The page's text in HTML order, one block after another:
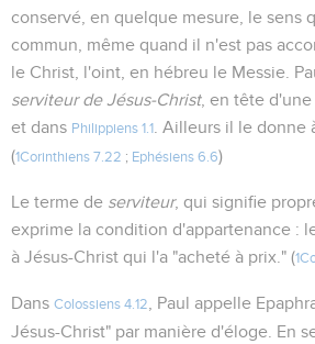
conservé, en quelque mesure, le sens
commun, même quand il n'est pas
le Christ, l'oint, en hébreu le Messie.
serviteur de Jésus-Christ, en tête
et dans Philippiens 1.1
. Ailleurs il le donne
(1Corinthiens 7.22 ; Ephésiens 6.6)
Le terme de serviteur, qui signifie
exprime la condition d'appartenance :
à Jésus-Christ qui l'a "acheté à prix." (
Dans Colossiens 4.12
, Paul appelle
Jésus-Christ" par manière d'éloge. En